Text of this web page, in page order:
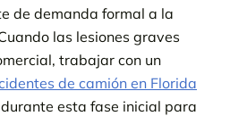
de demanda formal a la
las lesiones graves
trabajar con un
de camión en Florida
esta fase inicial para